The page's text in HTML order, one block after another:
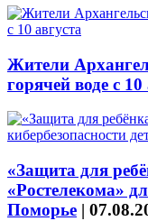
Жители
горячей воде с 10
«Защита для
«Ростелекома»
Поморье |